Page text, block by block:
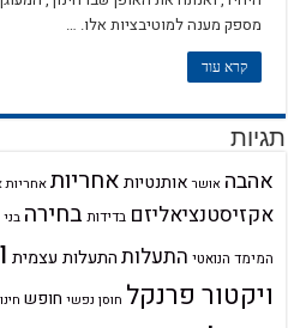
מספק מענה למוטיבציות אלו. …
קרא עוד
תגיות
אהבה אושר אותנטיותאחריותאחריות
אקזיסטנציאליזם בדידותבחירה
המימד הנואטי התעלותהתעלות עצמית
ויקטור פרנקל חוסן נפשי חופש